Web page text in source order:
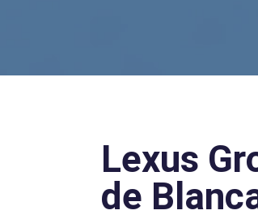
Lexus
de